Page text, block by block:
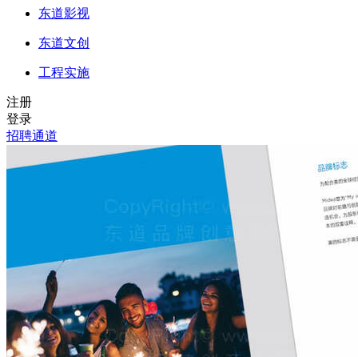
东道影视
东道文创
工程实施
注册
登录
招聘通道